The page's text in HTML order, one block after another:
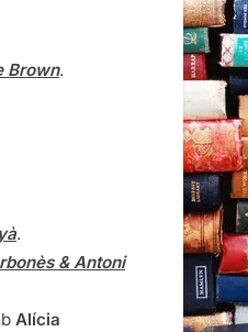
Brown.
.
& Antoni
Alícia